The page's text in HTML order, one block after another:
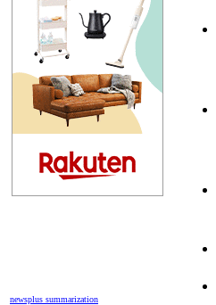
newsplus summarization